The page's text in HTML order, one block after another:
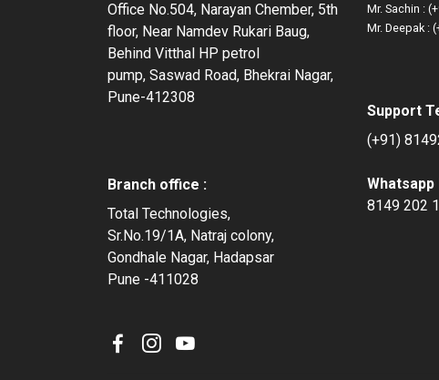
Office No.504, Narayan Chember, 5th
floor, Near Namdev Rukari Baug,
Behind Vitthal HP petrol
pump, Saswad Road, Bhekrai Nagar,
Pune-412308
Branch office :
Total Technologies,
Sr.No.19/1A, Natraj colony,
Gondhale Nagar, Hadapsar
Pune -411028
Mr. Sachin :
Mr. Deepak :
Support
(+91)
Whatsapp
8149 202